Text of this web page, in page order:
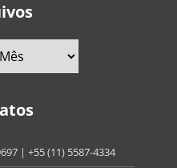
| +55 (11) 5587-4334